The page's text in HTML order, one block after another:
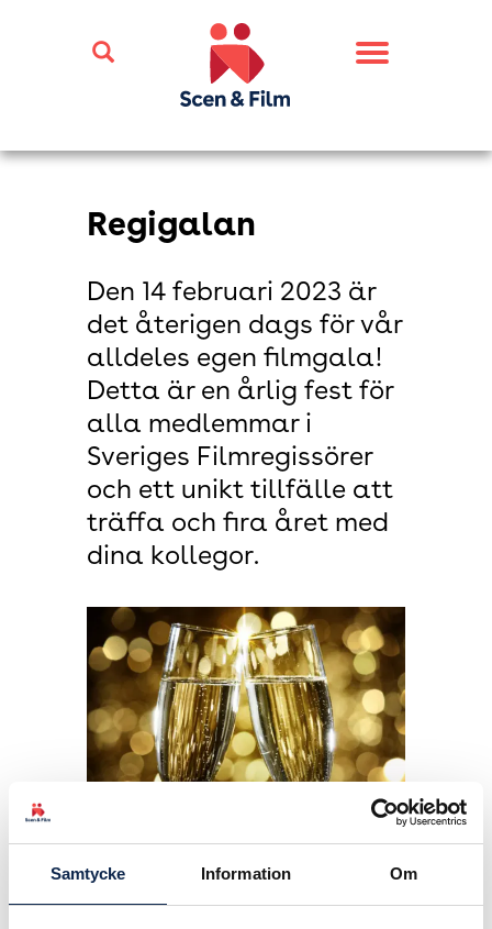
Samtycke Information Om
Toggle
Regigalan
Den 14 februari 2023 är
det återigen dags för vår
alldeles egen filmgala!
Detta är en årlig fest för
alla medlemmar i
Sveriges Filmregissörer
och ett unikt tillfälle att
träffa och fira året med
dina kollegor.
Du är välkommen att fira med dina
regissörskollegor när Sveriges